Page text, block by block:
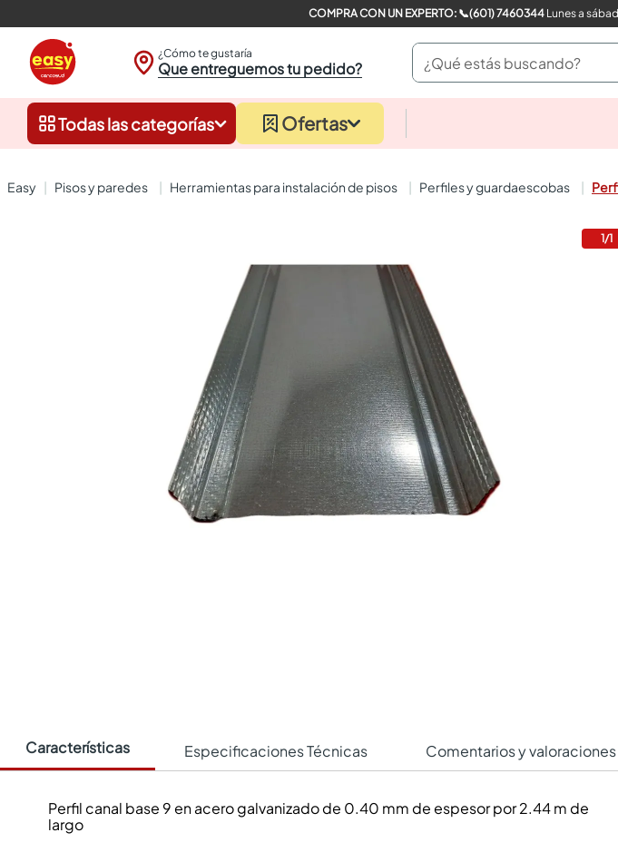
COMPRA CON UN EXPERTO: 📞(601) 7460344Lunes a
¿Cómo te gustaría
Que entreguemos tu pedido?
¿Qué estás buscando?
Todas las categorías Ofertas
pisos y paredes herramientas para instalación de pisos perfiles y guardaescobas
1/1
Características Especificaciones Técnicas Comentarios y valoraciones
Perfil canal base 9 en acero galvanizado de 0.40 mm de espesor por 2.44 m de
largo
closet
sanitarios
neveras